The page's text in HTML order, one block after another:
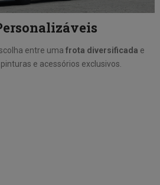
entre uma frota diversificada e
e acessórios exclusivos.